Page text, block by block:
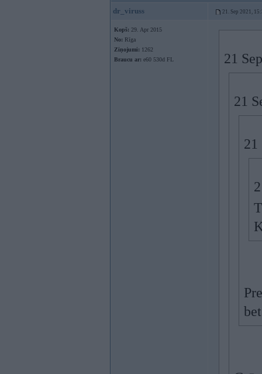
dr_viruss 21. Sep 2021,
Kopš: 29. Apr 2015
No: Rīga
Ziņojumi: 1262
Braucu ar: e60 530d FL 21
21
21